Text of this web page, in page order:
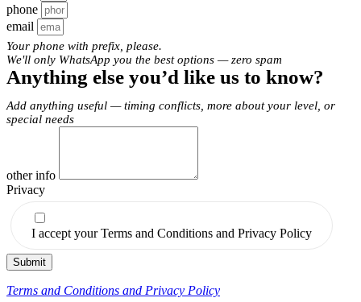
phone
email
Your phone with prefix, please.
We'll only WhatsApp you the best options — zero spam
Anything else you’d like us to know?
Add anything useful — timing conflicts, more about your level, or
special needs
other info
Privacy
I accept your Terms and Conditions and Privacy Policy
Submit
Terms and Conditions and Privacy Policy